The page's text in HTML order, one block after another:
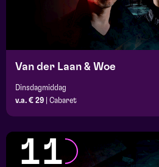
Van der Laan & Woe
Dinsdagmiddag
v.a. € 29
Cabaret
11